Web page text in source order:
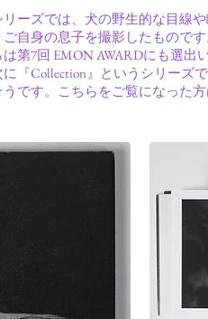
ーズでは、犬の野生的な目線
ご自身の息子を撮影したもので
第7回 EMON AWARDにも選出
『Collection』というシリーズ
です。こちらをご覧になった